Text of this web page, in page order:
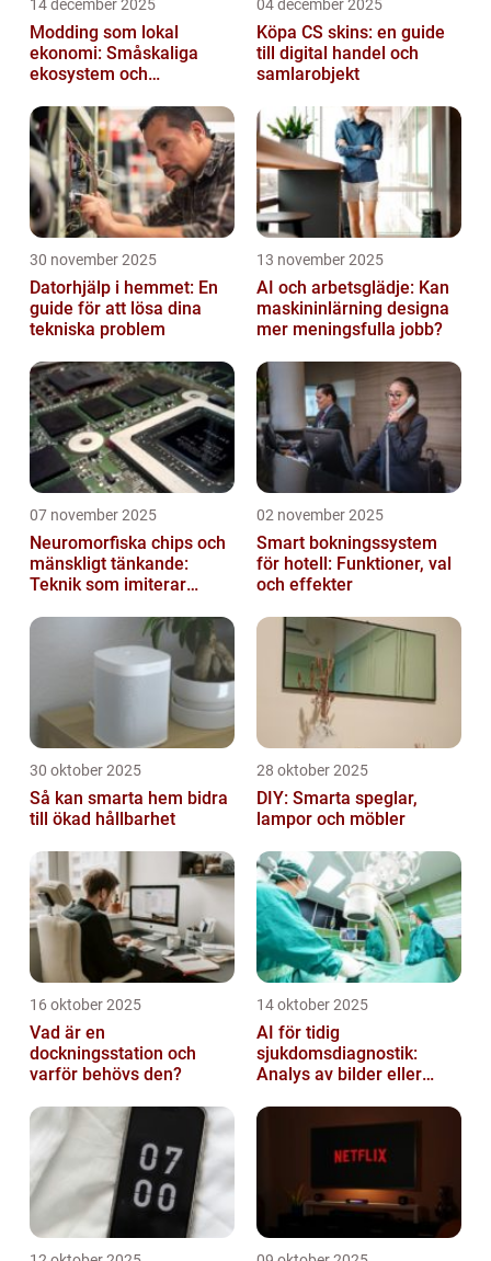
14 december 2025
Modding som lokal
ekonomi: Småskaliga
ekosystem och
04 december 2025
Köpa CS skins: en guide
till digital handel och
samlarobjekt
30 november 2025
Datorhjälp i hemmet: En
guide för att lösa dina
tekniska problem
13 november 2025
AI och arbetsglädje: Kan
maskininlärning designa
mer meningsfulla jobb?
07 november 2025
Neuromorfiska chips och
mänskligt tänkande:
Teknik som imiterar
02 november 2025
Smart bokningssystem
för hotell: Funktioner, val
och effekter
30 oktober 2025
Så kan smarta hem bidra
till ökad hållbarhet
28 oktober 2025
DIY: Smarta speglar,
lampor och möbler
16 oktober 2025
Vad är en
dockningsstation och
varför behövs den?
14 oktober 2025
AI för tidig
sjukdomsdiagnostik:
Analys av bilder eller